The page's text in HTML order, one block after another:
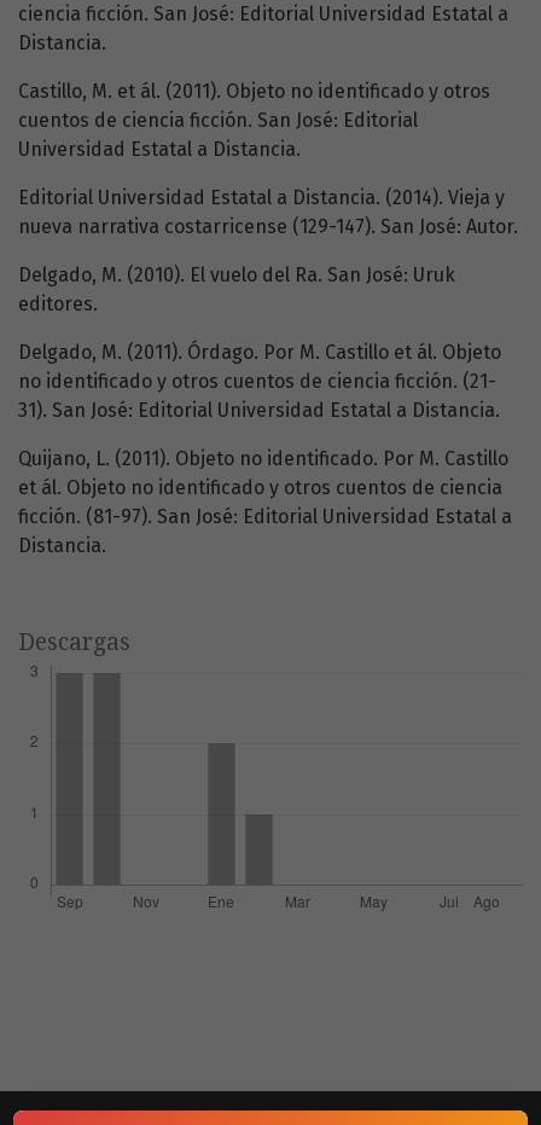
ciencia ficción. San José: Editorial Universidad Estatal a
Distancia.
Castillo, M. et ál. (2011). Objeto no identificado y otros
cuentos de ciencia ficción. San José: Editorial
Universidad Estatal a Distancia.
Editorial Universidad Estatal a Distancia. (2014). Vieja y
nueva narrativa costarricense (129-147). San José: Autor.
Delgado, M. (2010). El vuelo del Ra. San José: Uruk
editores.
Delgado, M. (2011). Órdago. Por M. Castillo et ál. Objeto
no identificado y otros cuentos de ciencia ficción. (21-
31). San José: Editorial Universidad Estatal a Distancia.
Quijano, L. (2011). Objeto no identificado. Por M. Castillo
et ál. Objeto no identificado y otros cuentos de ciencia
ficción. (81-97). San José: Editorial Universidad Estatal a
Distancia.
Descargas